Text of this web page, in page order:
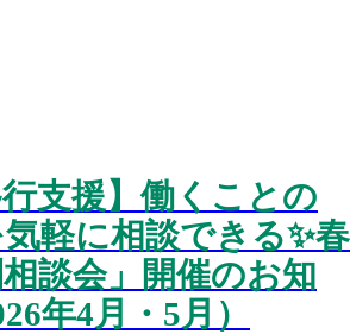
行支援】働くことの
軽に相談できる✨春
談会」開催のお知
年4月・5月）